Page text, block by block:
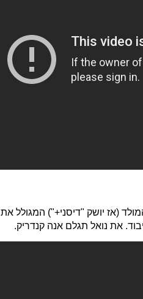
(אז יושק "דיסני+") המגולל את
את נואל תגלם אנה קנדריק.